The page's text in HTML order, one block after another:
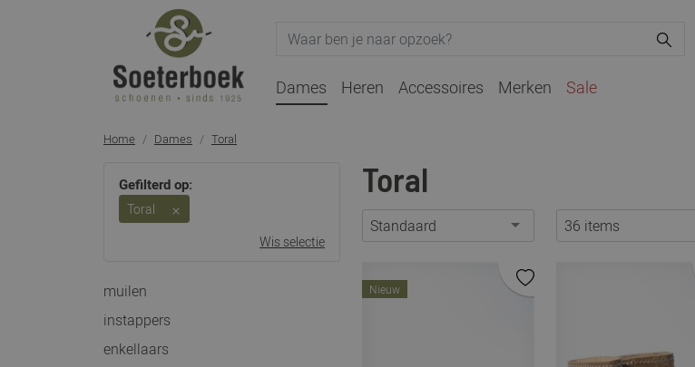
Dames Heren Accessoires Merken Sale
Home Dames Toral
Gefilterd op:
Toral
Wis selectie
muilen
instappers
enkellaars
Toral
Standaard 36 items
Nieuw